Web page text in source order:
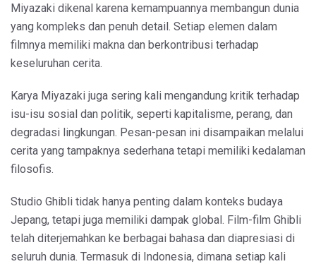
Miyazaki dikenal karena kemampuannya membangun dunia
yang kompleks dan penuh detail. Setiap elemen dalam
filmnya memiliki makna dan berkontribusi terhadap
keseluruhan cerita.
Karya Miyazaki juga sering kali mengandung kritik terhadap
isu-isu sosial dan politik, seperti kapitalisme, perang, dan
degradasi lingkungan. Pesan-pesan ini disampaikan melalui
cerita yang tampaknya sederhana tetapi memiliki kedalaman
filosofis.
Studio Ghibli tidak hanya penting dalam konteks budaya
Jepang, tetapi juga memiliki dampak global. Film-film Ghibli
telah diterjemahkan ke berbagai bahasa dan diapresiasi di
seluruh dunia. Termasuk di Indonesia, dimana setiap kali